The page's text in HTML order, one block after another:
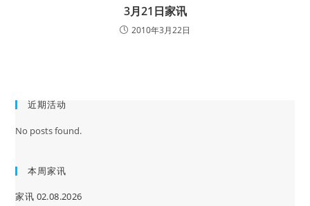
3月21日家讯
2010年3月22日
近期活动
No posts found.
本周家讯
家讯 02.08.2026